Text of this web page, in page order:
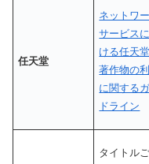
任天堂
ネットワ
サービス
ける任天
著作物の
に関する
ドライン
タイトル